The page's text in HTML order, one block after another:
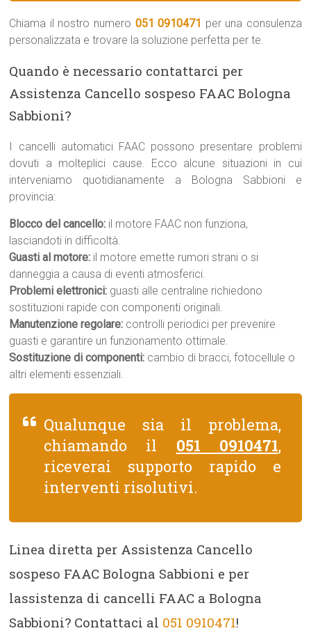
Chiama il nostro numero 051 0910471 per una consulenza
personalizzata e trovare la soluzione perfetta per te.
Quando è necessario contattarci per
Assistenza Cancello sospeso FAAC Bologna
Sabbioni?
I cancelli automatici FAAC possono presentare problemi
dovuti a molteplici cause. Ecco alcune situazioni in cui
interveniamo quotidianamente a Bologna Sabbioni e
provincia:
Blocco del cancello: il motore FAAC non funziona,
lasciandoti in difficoltà.
Guasti al motore: il motore emette rumori strani o si
danneggia a causa di eventi atmosferici.
Problemi elettronici: guasti alle centraline richiedono
sostituzioni rapide con componenti originali.
Manutenzione regolare: controlli periodici per prevenire
guasti e garantire un funzionamento ottimale.
Sostituzione di componenti: cambio di bracci, fotocellule o
altri elementi essenziali.
Qualunque sia il problema,
chiamando il 051 0910471,
riceverai supporto rapido e
interventi risolutivi.
Linea diretta per Assistenza Cancello
sospeso FAAC Bologna Sabbioni e per
lassistenza di cancelli FAAC a Bologna
Sabbioni? Contattaci al 051 0910471!